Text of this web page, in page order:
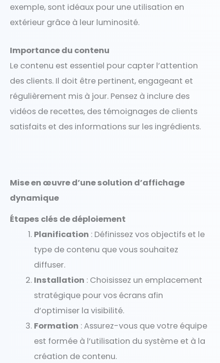
exemple, sont idéaux pour une utilisation en
extérieur grâce à leur luminosité.
Importance du contenu
Le contenu est essentiel pour capter l’attention
des clients. Il doit être pertinent, engageant et
régulièrement mis à jour. Pensez à inclure des
vidéos de recettes, des témoignages de clients
satisfaits et des informations sur les ingrédients.
Mise en œuvre d’une solution d’affichage
dynamique
Étapes clés de déploiement
Planification : Définissez vos objectifs et le
type de contenu que vous souhaitez
diffuser.
Installation : Choisissez un emplacement
stratégique pour vos écrans afin
d’optimiser la visibilité.
Formation : Assurez-vous que votre équipe
est formée à l’utilisation du système et à la
création de contenu.